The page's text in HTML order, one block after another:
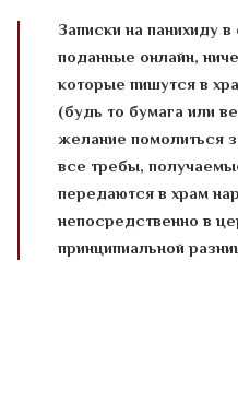
Записки на панихиду
поданные онлайн,
которые пишутся в
(будь то бумага или
желание помолиться
все требы,
передаются в храм
непосредственно в
принципиальной